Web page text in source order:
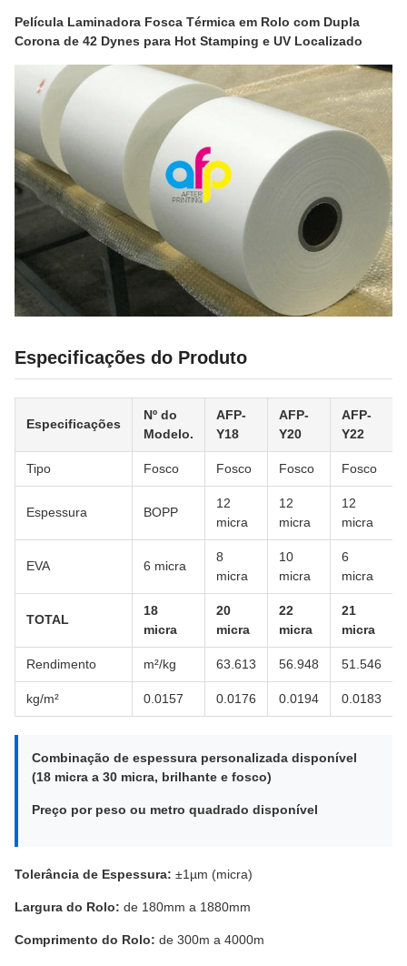
Película Laminadora Fosca Térmica em Rolo com Dupla
Corona de 42 Dynes para Hot Stamping e UV Localizado
Especificações do Produto
Especificações
Nº do
Modelo.
AFP-
Y18
AFP-
Y20
AFP-
Y22
Tipo Fosco Fosco Fosco Fosco
Espessura BOPP
12
micra
12
micra
12
micra
EVA 6 micra
8
micra
10
micra
6
micra
TOTAL
18
micra
20
micra
22
micra
21
micra
Rendimento m²/kg 63.613 56.948 51.546
kg/m² 0.0157 0.0176 0.0194 0.0183
Combinação de espessura personalizada disponível
(18 micra a 30 micra, brilhante e fosco)
Preço por peso ou metro quadrado disponível
Tolerância de Espessura: ±1µm (micra)
Largura do Rolo: de 180mm a 1880mm
Comprimento do Rolo: de 300m a 4000m